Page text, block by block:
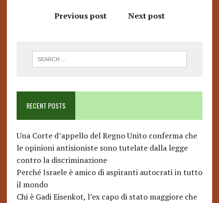
Previous post Next post
RECENT POSTS
Una Corte d’appello del Regno Unito conferma che
le opinioni antisioniste sono tutelate dalla legge
contro la discriminazione
Perché Israele è amico di aspiranti autocrati in tutto
il mondo
Chi è Gadi Eisenkot, l’ex capo di stato maggiore che